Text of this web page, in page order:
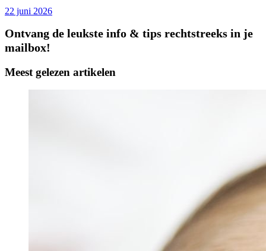
22 juni 2026
Ontvang de leukste info & tips rechtstreeks in je
mailbox!
Meest gelezen artikelen